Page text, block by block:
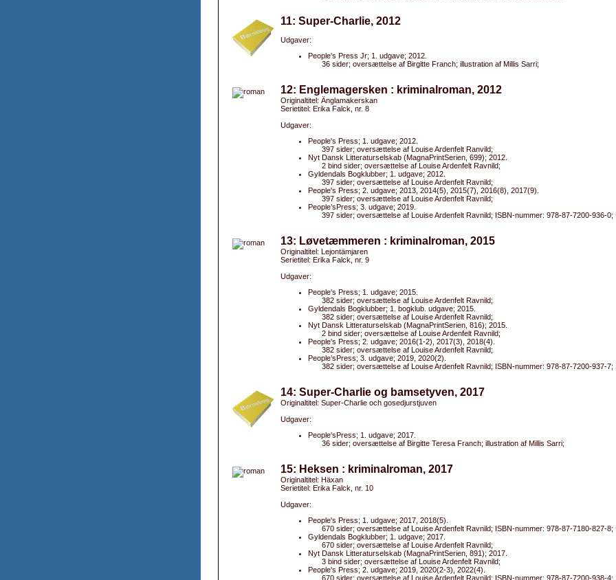
11: Super-Charlie, 2012
Udgaver:
People's Press Jr; 1. udgave; 2012.
36 sider; oversættelse af Birgitte Franch; illustration af Millis Sarri;
12: Englemagersken : kriminalroman, 2012
Originaltitel: Änglamakerskan
Serietitel: Erika Falck, nr. 8
Udgaver:
People's Press; 1. udgave; 2012.
397 sider; oversættelse af Louise Ardenfelt Ranvild;
Nyt Dansk Litteraturselskab (MagnaPrintSerien, 699); 2012.
2 bind sider; oversættelse af Louise Ardenfelt Ravnild;
Gyldendals Bogklubber; 1. udgave; 2012.
397 sider; oversættelse af Louise Ardenfelt Ravnild;
People's Press; 2. udgave; 2013, 2014(5), 2015(7), 2016(8), 2017(9).
397 sider; oversættelse af Louise Ardenfelt Ravnild;
People’sPress; 3. udgave; 2019.
397 sider; oversættelse af Louise Ardenfelt Ravnild; ISBN-nummer: 978-87-7200-936-0;
13: Løvetæmmeren : kriminalroman, 2015
Originaltitel: Lejontämjaren
Serietitel: Erika Falck, nr. 9
Udgaver:
People's Press; 1. udgave; 2015.
382 sider; oversættelse af Louise Ardenfelt Ravnild;
Gyldendals Bogklubber; 1. bogklub. udgave; 2015.
382 sider; oversættelse af Louise Ardenfelt Ravnild;
Nyt Dansk Litteraturselskab (MagnaPrintSerien, 816); 2015.
2 bind sider; oversættelse af Louise Ardenfelt Ravnild;
People's Press; 2. udgave; 2016(1-2), 2017(3), 2018(4).
382 sider; oversættelse af Louise Ardenfelt Ravnild;
People’sPress; 3. udgave; 2019, 2020(2).
382 sider; oversættelse af Louise Ardenfelt Ravnild; ISBN-nummer: 978-87-7200-937-7;
14: Super-Charlie og bamsetyven, 2017
Originaltitel: Super-Charlie och gosedjurstjuven
Udgaver:
People'sPress; 1. udgave; 2017.
36 sider; oversættelse af Birgitte Teresa Franch; illustration af Millis Sarri;
15: Heksen : kriminalroman, 2017
Originaltitel: Häxan
Serietitel: Erika Falck, nr. 10
Udgaver:
People's Press; 1. udgave; 2017, 2018(5).
670 sider; oversættelse af Louise Ardenfelt Ravnild; ISBN-nummer: 978-87-7180-827-8;
Gyldendals Bogklubber; 1. udgave; 2017.
670 sider; oversættelse af Louise Ardenfelt Ravnild;
Nyt Dansk Litteraturselskab (MagnaPrintSerien, 891); 2017.
3 bind sider; oversættelse af Louise Ardenfelt Ravnild;
People's Press; 2. udgave; 2019, 2020(2-3), 2022(4).
670 sider; oversættelse af Louise Ardenfelt Ravnild; ISBN-nummer: 978-87-7200-938-4;